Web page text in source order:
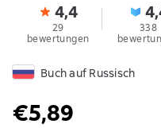
4,4
29
bewertungen
338
Buch auf Russisch
€5,89